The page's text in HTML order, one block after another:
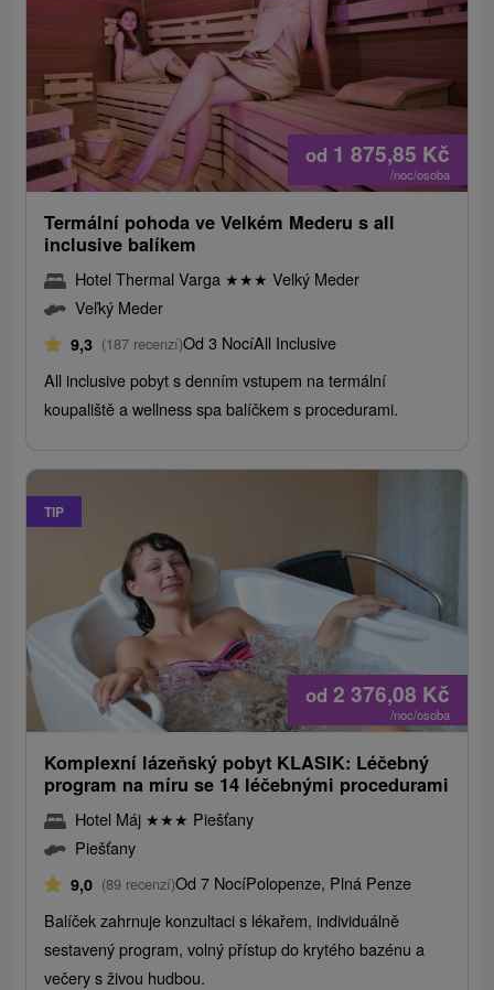
od 1 875,85 Kč
/noc/osoba
Termální pohoda ve Velkém Mederu s all
inclusive balíkem
Hotel Thermal Varga ★★★ Velký Meder
Veľký Meder
9,3 (187 recenzí)Od 3 NocíAll Inclusive
All inclusive pobyt s denním vstupem na termální
koupaliště a wellness spa balíčkem s procedurami.
TIP
od 2 376,08 Kč
/noc/osoba
Komplexní lázeňský pobyt KLASIK: Léčebný
program na míru se 14 léčebnými procedurami
Hotel Máj ★★★ Piešťany
Piešťany
9,0 (89 recenzí)Od 7 NocíPolopenze, Plná Penze
Balíček zahrnuje konzultaci s lékařem, individuálně
sestavený program, volný přístup do krytého bazénu a
večery s živou hudbou.